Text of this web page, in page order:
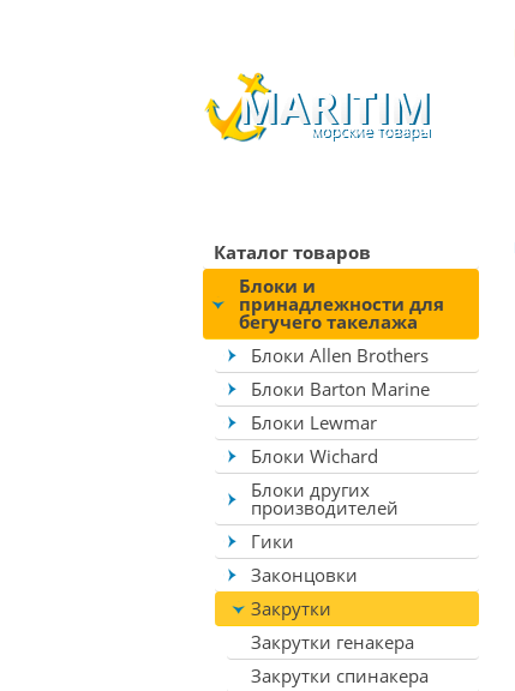
Каталог товаров
Блоки и
принадлежности для
бегучего такелажа
Блоки Allen Brothers
Блоки Barton Marine
Блоки Lewmar
Блоки Wichard
Блоки других
производителей
Гики
Законцовки
Закрутки
Закрутки генакера
Закрутки спинакера